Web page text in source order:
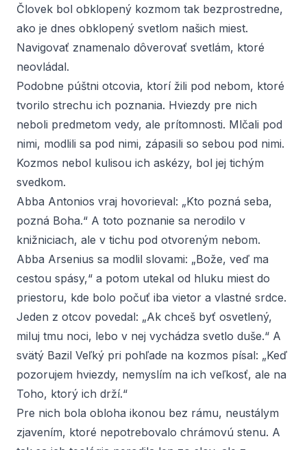
Človek bol obklopený kozmom tak bezprostredne,
ako je dnes obklopený svetlom našich miest.
Navigovať znamenalo dôverovať svetlám, ktoré
neovládal.
Podobne púštni otcovia, ktorí žili pod nebom, ktoré
tvorilo strechu ich poznania. Hviezdy pre nich
neboli predmetom vedy, ale prítomnosti. Mlčali pod
nimi, modlili sa pod nimi, zápasili so sebou pod nimi.
Kozmos nebol kulisou ich askézy, bol jej tichým
svedkom.
Abba Antonios vraj hovorieval: „Kto pozná seba,
pozná Boha.“ A toto poznanie sa nerodilo v
knižniciach, ale v tichu pod otvoreným nebom.
Abba Arsenius sa modlil slovami: „Bože, veď ma
cestou spásy,“ a potom utekal od hluku miest do
priestoru, kde bolo počuť iba vietor a vlastné srdce.
Jeden z otcov povedal: „Ak chceš byť osvetlený,
miluj tmu noci, lebo v nej vychádza svetlo duše.“ A
svätý Bazil Veľký pri pohľade na kozmos písal: „Keď
pozorujem hviezdy, nemyslím na ich veľkosť, ale na
Toho, ktorý ich drží.“
Pre nich bola obloha ikonou bez rámu, neustálym
zjavením, ktoré nepotrebovalo chrámovú stenu. A